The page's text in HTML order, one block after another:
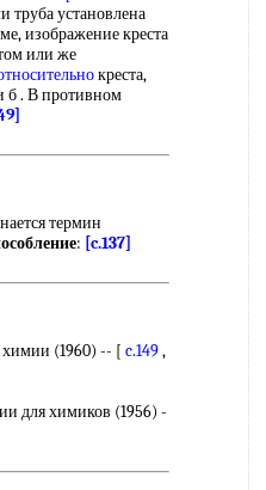
труба установлена
изображение креста
или же
креста,
б . В противном
термин
: [c.137]
химии (1960) -- [ c.149,
для химиков (1956) -